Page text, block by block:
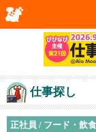
仕事探し
正社員 / フード・飲